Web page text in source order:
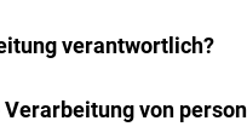
verantwortlich?
von